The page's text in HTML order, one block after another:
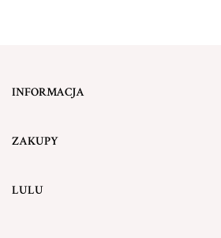
INFORMACJA
ZAKUPY
LULU